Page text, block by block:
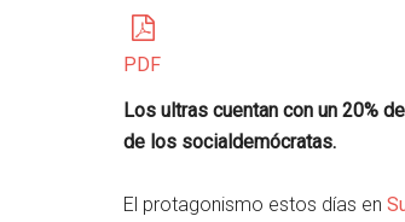
PDF
Los ultras cuentan con un 20%
de los socialdemócratas.
El protagonismo estos días en